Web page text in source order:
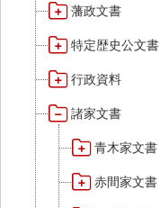
藩政文書
特定歴史公文書
行政資料
諸家文書
青木家文書
赤間家文書